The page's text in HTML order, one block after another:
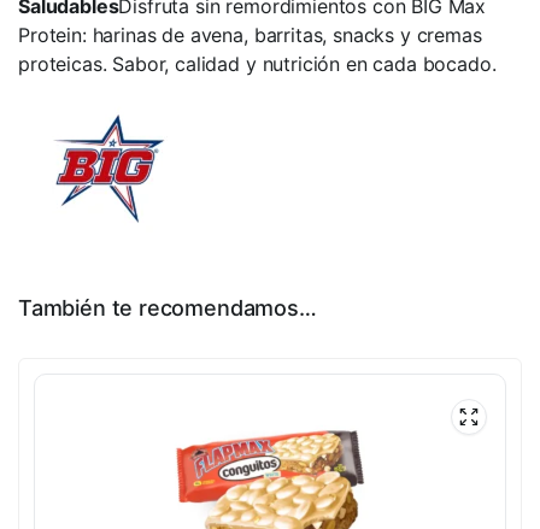
SaludablesDisfruta sin remordimientos con BIG Max
Protein: harinas de avena, barritas, snacks y cremas
proteicas. Sabor, calidad y nutrición en cada bocado.
También te recomendamos…